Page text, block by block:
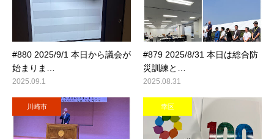
#880 2025/9/1 本日から議会が
始まりま…
2025.09.1
#879 2025/8/31 本日は総合防
災訓練と…
2025.08.31
川崎市 幸区